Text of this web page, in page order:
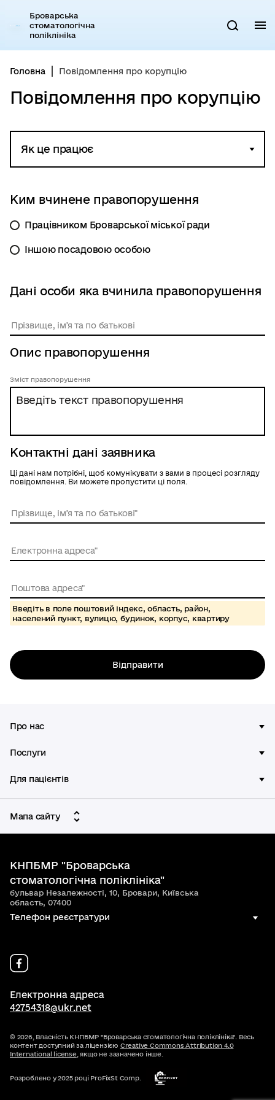
Броварська
стоматологічна
поліклініка
Пошук
Головна Повідомлення про корупцію
Повідомлення про корупцію
Ким вчинене правопорушення
Працівником Броварської міської ради
Іншою посадовою особою
Дані особи яка вчинила правопорушення
Опис правопорушення
Зміст правопорушення
Контактні дані заявника
Ці дані нам потрібні, щоб комунікувати з вами в процесі розгляду
повідомлення. Ви можете пропустити ці поля.
Введіть в поле поштовий індекс, область, район,
населений пункт, вулицю, будинок, корпус, квартиру
Відправити
Як це працює
Про нас
Послуги
Для пацієнтів
Мапа сайту
КНПБМР "Броварська
стоматологічна поліклініка"
бульвар Незалежності, 10, Бровари, Київська
область, 07400
Телефон реєстратури
Електронна адреса
42754318@ukr.net
© 2026, Власність КНПБМР "Броварська стоматологічна поліклініка". Весь
контент доступний за ліцензією Creative Commons Attribution 4.0
International license, якщо не зазначено інше.
Розроблено у 2025 році ProFixSt Comp.